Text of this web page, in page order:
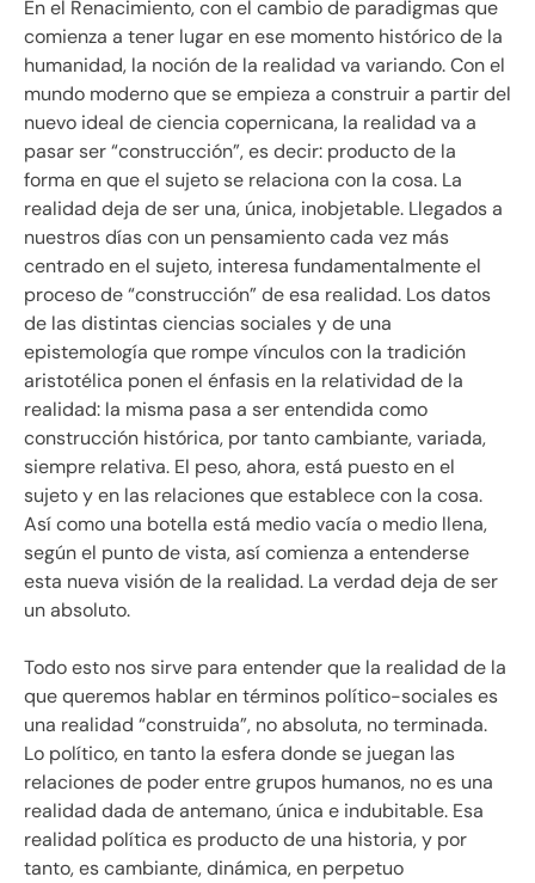
En el Renacimiento, con el cambio de paradigmas que
comienza a tener lugar en ese momento histórico de la
humanidad, la noción de la realidad va variando. Con el
mundo moderno que se empieza a construir a partir del
nuevo ideal de ciencia copernicana, la realidad va a
pasar ser “construcción”, es decir: producto de la
forma en que el sujeto se relaciona con la cosa. La
realidad deja de ser una, única, inobjetable. Llegados a
nuestros días con un pensamiento cada vez más
centrado en el sujeto, interesa fundamentalmente el
proceso de “construcción” de esa realidad. Los datos
de las distintas ciencias sociales y de una
epistemología que rompe vínculos con la tradición
aristotélica ponen el énfasis en la relatividad de la
realidad: la misma pasa a ser entendida como
construcción histórica, por tanto cambiante, variada,
siempre relativa. El peso, ahora, está puesto en el
sujeto y en las relaciones que establece con la cosa.
Así como una botella está medio vacía o medio llena,
según el punto de vista, así comienza a entenderse
esta nueva visión de la realidad. La verdad deja de ser
un absoluto.
Todo esto nos sirve para entender que la realidad de la
que queremos hablar en términos político-sociales es
una realidad “construida”, no absoluta, no terminada.
Lo político, en tanto la esfera donde se juegan las
relaciones de poder entre grupos humanos, no es una
realidad dada de antemano, única e indubitable. Esa
realidad política es producto de una historia, y por
tanto, es cambiante, dinámica, en perpetuo